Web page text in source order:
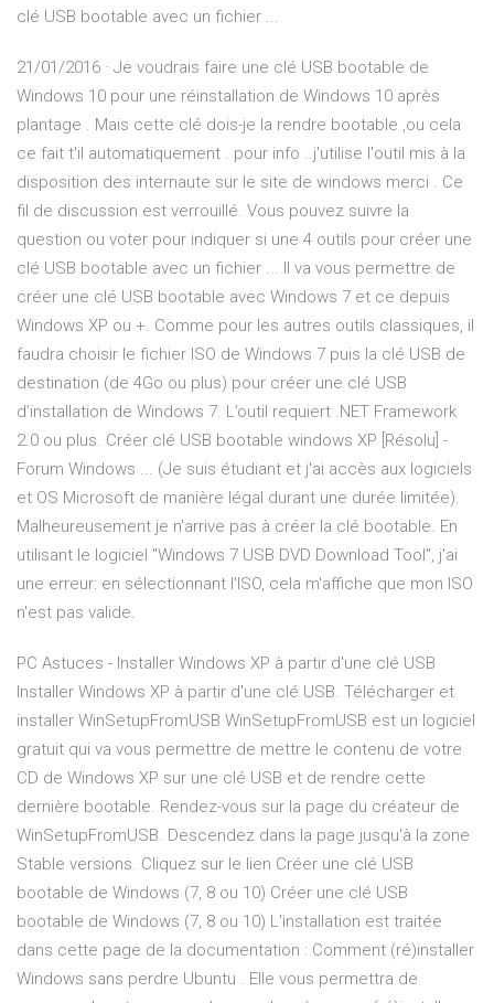
clé USB bootable avec un fichier ...
21/01/2016 · Je voudrais faire une clé USB bootable de
Windows 10 pour une réinstallation de Windows 10 après
plantage . Mais cette clé dois-je la rendre bootable ,ou cela
ce fait t'il automatiquement . pour info ..j'utilise l'outil mis à la
disposition des internaute sur le site de windows merci . Ce
fil de discussion est verrouillé. Vous pouvez suivre la
question ou voter pour indiquer si une 4 outils pour créer une
clé USB bootable avec un fichier ... Il va vous permettre de
créer une clé USB bootable avec Windows 7 et ce depuis
Windows XP ou +. Comme pour les autres outils classiques, il
faudra choisir le fichier ISO de Windows 7 puis la clé USB de
destination (de 4Go ou plus) pour créer une clé USB
d’installation de Windows 7. L’outil requiert .NET Framework
2.0 ou plus. Créer clé USB bootable windows XP [Résolu] -
Forum Windows ... (Je suis étudiant et j'ai accès aux logiciels
et OS Microsoft de manière légal durant une durée limitée).
Malheureusement je n'arrive pas à créer la clé bootable. En
utilisant le logiciel "Windows 7 USB DVD Download Tool", j'ai
une erreur: en sélectionnant l'ISO, cela m'affiche que mon ISO
n'est pas valide.
PC Astuces - Installer Windows XP à partir d'une clé USB
Installer Windows XP à partir d'une clé USB. Télécharger et
installer WinSetupFromUSB WinSetupFromUSB est un logiciel
gratuit qui va vous permettre de mettre le contenu de votre
CD de Windows XP sur une clé USB et de rendre cette
dernière bootable. Rendez-vous sur la page du créateur de
WinSetupFromUSB. Descendez dans la page jusqu'à la zone
Stable versions. Cliquez sur le lien Créer une clé USB
bootable de Windows (7, 8 ou 10) Créer une clé USB
bootable de Windows (7, 8 ou 10) L'installation est traitée
dans cette page de la documentation : Comment (ré)installer
Windows sans perdre Ubuntu . Elle vous permettra de